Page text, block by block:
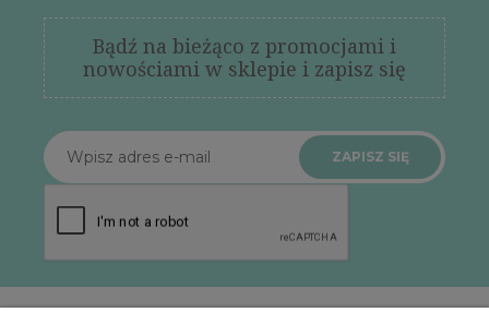
Bądź na bieżąco z promocjami i
nowościami w sklepie i zapisz się
ZAPISZ SIĘ